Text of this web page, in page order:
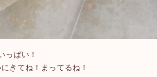
っぱい！
きてね！まってるね！